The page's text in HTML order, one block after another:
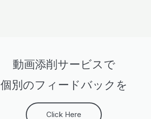
動画添削サービスで
個別のフィードバックを
Click Here